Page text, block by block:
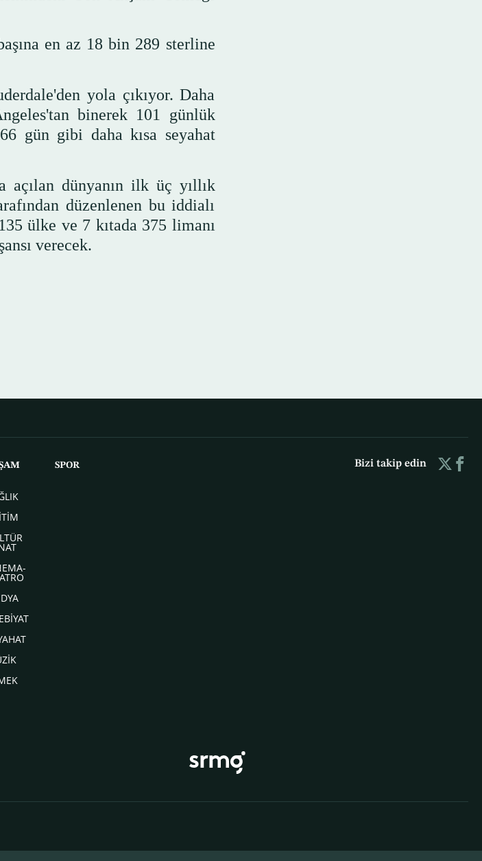
en az 18 bin 289 sterline
yola çıkıyor. Daha
binerek 101 günlük
gün gibi daha kısa seyahat
açılan dünyanın ilk üç yıllık
düzenlenen bu iddialı
ülke ve 7 kıtada 375 limanı
verecek.
SPOR Bizi takip edin